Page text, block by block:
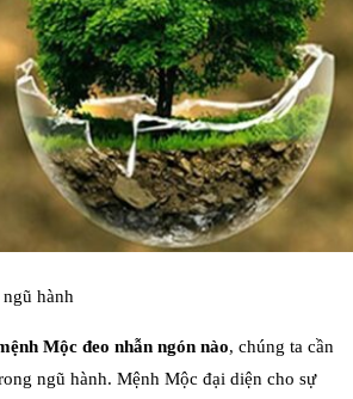
hành
Mộc đeo nhẫn ngón nào, chúng ta cần
ngũ hành. Mệnh Mộc đại diện cho sự